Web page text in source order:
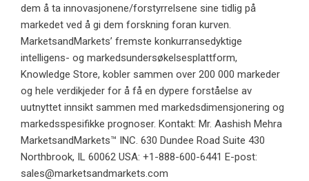
dem å ta innovasjonene/forstyrrelsene sine tidlig på
markedet ved å gi dem forskning foran kurven.
MarketsandMarkets’ fremste konkurransedyktige
intelligens- og markedsundersøkelsesplattform,
Knowledge Store, kobler sammen over 200 000 markeder
og hele verdikjeder for å få en dypere forståelse av
uutnyttet innsikt sammen med markedsdimensjonering og
markedsspesifikke prognoser. Kontakt: Mr. Aashish Mehra
MarketsandMarkets™ INC. 630 Dundee Road Suite 430
Northbrook, IL 60062 USA: +1-888-600-6441 E-post:
sales@marketsandmarkets.com